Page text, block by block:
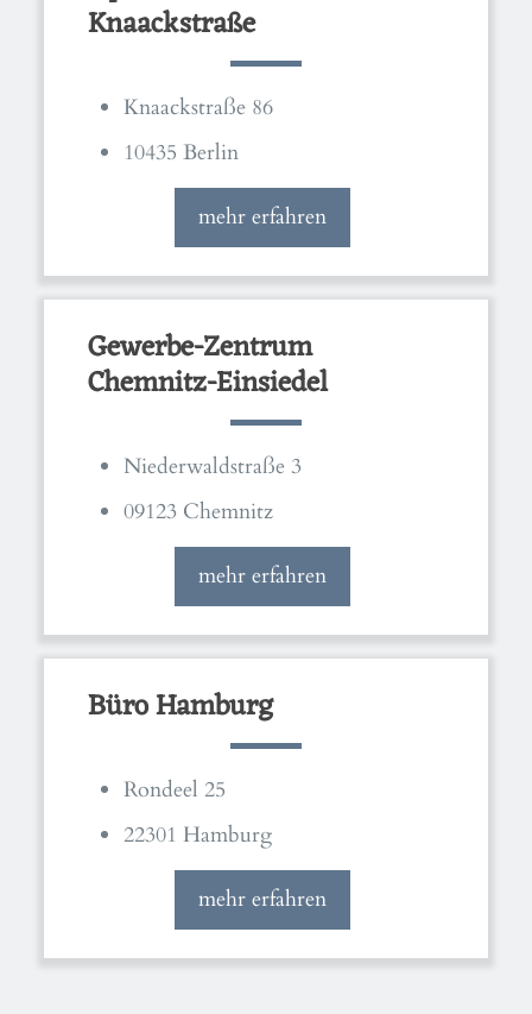
Knaackstraße
Knaackstraße 86
10435 Berlin
mehr erfahren
Gewerbe-Zentrum
Chemnitz-Einsiedel
Niederwaldstraße 3
09123 Chemnitz
mehr erfahren
Büro Hamburg
Rondeel 25
22301 Hamburg
mehr erfahren